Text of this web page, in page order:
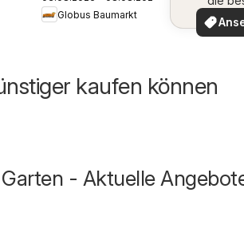
Dietzenbach
Globus Baumarkt
kaufen können
- Aktuelle